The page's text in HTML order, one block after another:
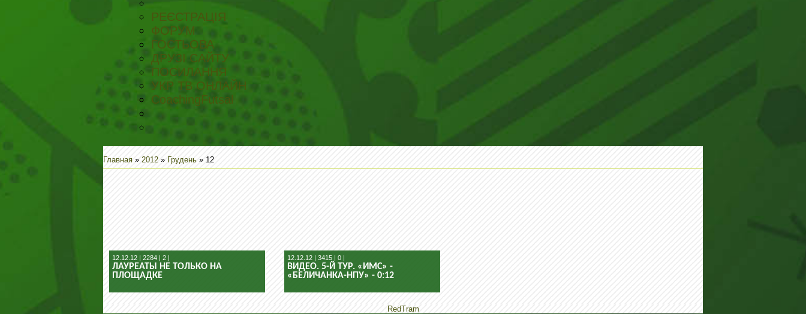
РЕЄСТРАЦІЯ
ФОРУМ
ГОСТЬОВА
ДРУЗІ САЙТУ
ПОСИЛАННЯ
УКР ТВ ОНЛАЙН
CoachingFutsal
Главная » 2012 » Грудень » 12
12.12.12 | 2284 | 2 |
ЛАУРЕАТЫ НЕ ТОЛЬКО НА
ПЛОЩАДКЕ
12.12.12 | 3415 | 0 |
ВИДЕО. 5-Й ТУР. «ИМС» -
«БЕЛИЧАНКА-НПУ» - 0:12
RedTram